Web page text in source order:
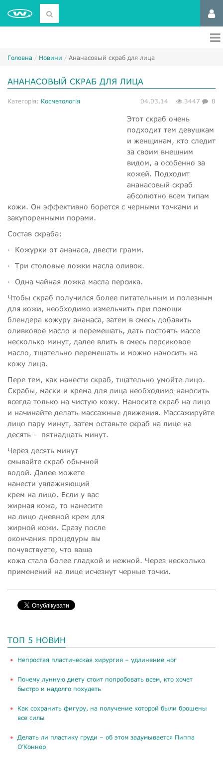
Головна Новини Ананасовый скраб для лица
АНАНАСОВЫЙ СКРАБ ДЛЯ ЛИЦА
Категорія: Косметологія 04.03.14 3447 0
Этот скраб очень
подходит тем девушкам
и женщинам, кто следит
за своим внешним
видом, а особенно за
кожей. Подходит
ананасовый скраб
абсолютно всем типам
кожи. Он эффективно борется с черными точками и
закупоренными порами.
Состав скраба:
·
Кожурки от ананаса, двести грамм.
·
Три столовые ложки масла оливок.
·
Одна чайная ложка масла персика.
Чтобы скраб получился более питательным и полезным
для кожи, необходимо измельчить при помощи
блендера кожуру ананаса, затем в смесь добавить
оливковое масло и перемешать, дать постоять массе
несколько минут, далее влить в смесь персиковое
масло, тщательно перемешать и можно наносить на
кожу лица.
Пере тем, как нанести скраб, тщательно умойте лицо.
Скрабы, маски и крема для лица необходимо наносить
всегда только на чистую кожу. Наносите скраб на лицо
и начинайте делать массажные движения. Массажируйте
лицо пару минут, затем оставьте скраб на лице на
десять - пятнадцать минут.
Через десять минут
смывайте скраб обычной
водой. Далее можете
нанести увлажняющий
крем на лицо. Если у вас
жирная кожа, то нанесите
на лицо дневной крем для
жирной кожи. Сразу после
окончания процедуры вы
почувствуете, что ваша
кожа стала более гладкой и нежной. Через несколько
применений на лице исчезнут черные точки.
ТОП 5 НОВИН
​Непростая пластическая хирургия – удлинение ног
Почему лунную диету стоит попробовать всем, кто хочет
быстро и надолго похудеть
Как сохранить фигуру, на получение которой были брошены
все силы
Делать ли пластику груди – об этом задумывается Пиппа
О’Коннор